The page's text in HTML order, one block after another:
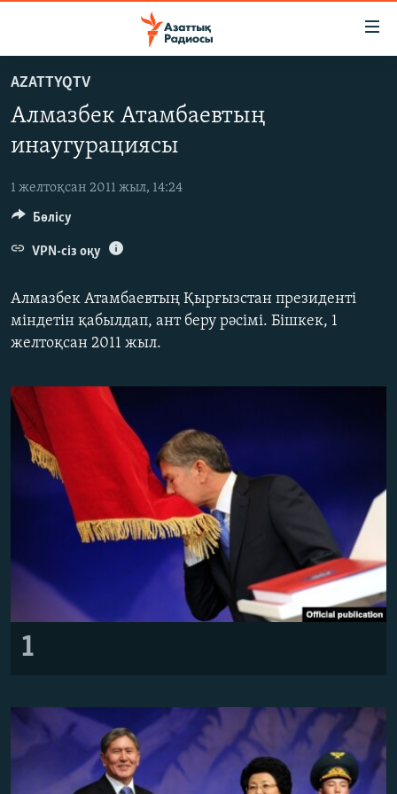
to
main
content
to
Navigation
Skip
Search
ЖАҢАЛЫҚТАР
САЯСАТ
AZATTYQTV
ҚАҢТАР ОҚИҒАСЫ
АДАМ ҚҰҚЫҚТАРЫ
ӘЛЕУМЕТ
АРНАЙЫ ЖОБАЛАР
ЖАЗЫЛЫҢЫЗ
Басқа тілдерде
AZATTYQTV
Алмазбек Атамбаевтың
инаугурациясы
1 желтоқсан 2011 жыл, 14:24
Алмазбек Атамбаевтың Қырғызстан президенті
міндетін қабылдап, ант беру рәсімі. Бішкек, 1
желтоқсан 2011 жыл.
1
Бөлісу
VPN-сіз оқу